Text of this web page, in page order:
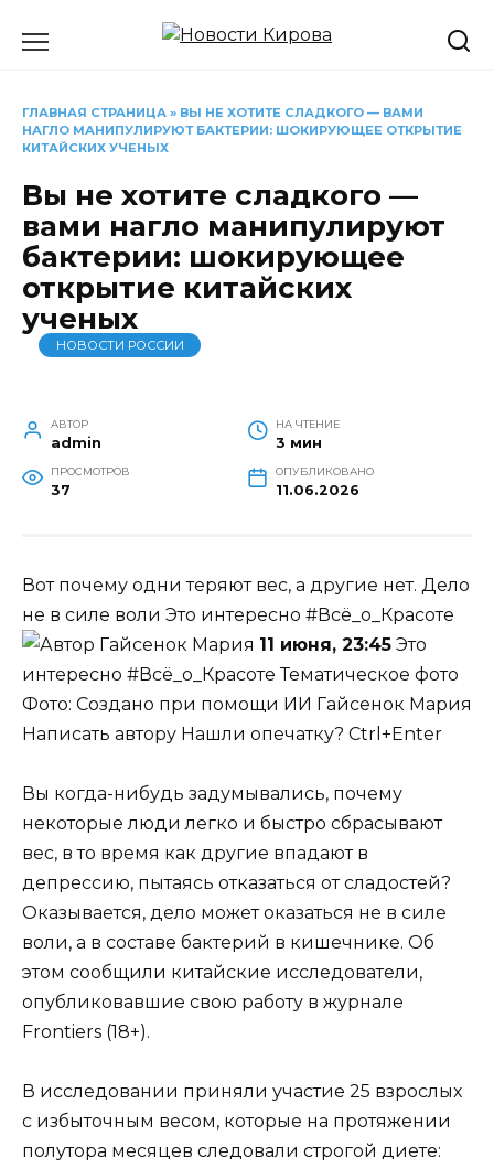
ГЛАВНАЯ СТРАНИЦА » ВЫ НЕ ХОТИТЕ СЛАДКОГО — ВАМИ
НАГЛО МАНИПУЛИРУЮТ БАКТЕРИИ: ШОКИРУЮЩЕЕ ОТКРЫТИЕ
КИТАЙСКИХ УЧЕНЫХ
Вы не хотите сладкого —
вами нагло манипулируют
бактерии: шокирующее
открытие китайских
ученых
НОВОСТИ РОССИИ
АВТОР
admin
НА ЧТЕНИЕ
3 мин
ПРОСМОТРОВ
37
ОПУБЛИКОВАНО
11.06.2026
Вот почему одни теряют вес, а другие нет. Дело
не в силе воли Это интересно #Всё_о_Красоте
Гайсенок Мария 11 июня, 23:45 Это
интересно #Всё_о_Красоте Тематическое фото
Фото: Создано при помощи ИИ Гайсенок Мария
Написать автору Нашли опечатку? Ctrl+Enter
Вы когда-нибудь задумывались, почему
некоторые люди легко и быстро сбрасывают
вес, в то время как другие впадают в
депрессию, пытаясь отказаться от сладостей?
Оказывается, дело может оказаться не в силе
воли, а в составе бактерий в кишечнике. Об
этом сообщили китайские исследователи,
опубликовавшие свою работу в журнале
Frontiers (18+).
В исследовании приняли участие 25 взрослых
с избыточным весом, которые на протяжении
полутора месяцев следовали строгой диете: